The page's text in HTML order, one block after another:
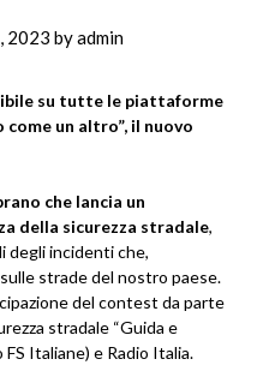
2023 byadmin
su tutte le piattaforme
un altro”, il nuovo
che lancia un
della sicurezza stradale,
degli incidenti che,
strade del nostro paese.
del contest da parte
stradale “Guida e
Italiane) e Radio Italia.